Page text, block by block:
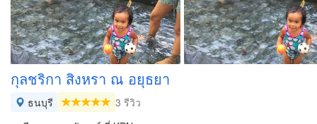
กุลชริกา สิงหรา ณ อยุธยา
ธนบุรี
3 รีวิว